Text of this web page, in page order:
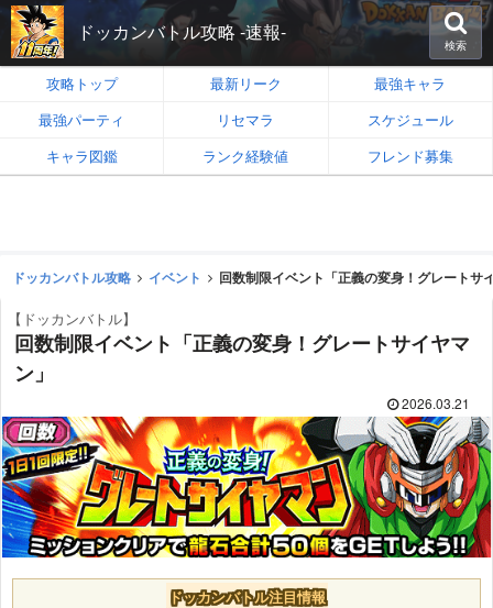
ドッカンバトル攻略 -速報-
検索
攻略トップ 最新リーク
最強キャラ
最強パーティ
リセマラ
スケジュール
キャラ図鑑
ランク経験値 フレンド募集
ドッカンバトル攻略 イベント 回数制限イベント「正義の変身！グレートサ
【ドッカンバトル】
回数制限イベント「正義の変身！グレートサイヤマ
ン」
2026.03.21
ドッカンバトル注目情報